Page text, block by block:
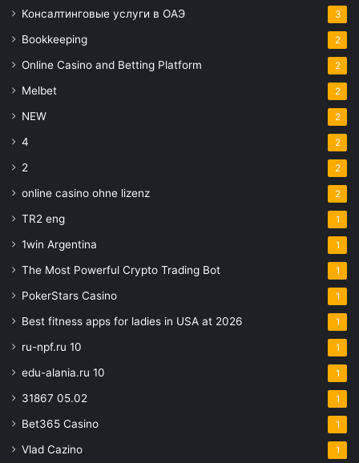
Консалтинговые услуги в ОАЭ 3
Bookkeeping 2
Online Casino and Betting Platform 2
Melbet 2
NEW 2
4 2
2 2
online casino ohne lizenz 2
TR2 eng 1
1win Argentina 1
The Most Powerful Crypto Trading Bot 1
PokerStars Casino 1
Best fitness apps for ladies in USA at 2026 1
ru-npf.ru 10 1
edu-alania.ru 10 1
31867 05.02 1
Bet365 Casino 1
Vlad Cazino 1